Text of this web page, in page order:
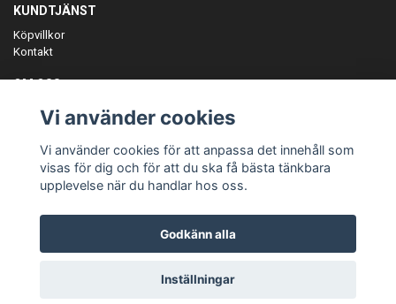
KUNDTJÄNST
Köpvillkor
Kontakt
OM OSS
ANMÄL DIG TILL VÅRT NYHETSBREV
Prenumerera
© Copyright Teamgear
Vi använder cookies
Vi använder cookies för att anpassa det innehåll som
visas för dig och för att du ska få bästa tänkbara
upplevelse när du handlar hos oss.
Godkänn alla
Inställningar